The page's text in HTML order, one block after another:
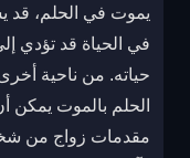
يموت في الحلم، قد
في الحياة قد تؤدي
حياته. من ناحية
الحلم بالموت يمكن
مقدمات زواج من